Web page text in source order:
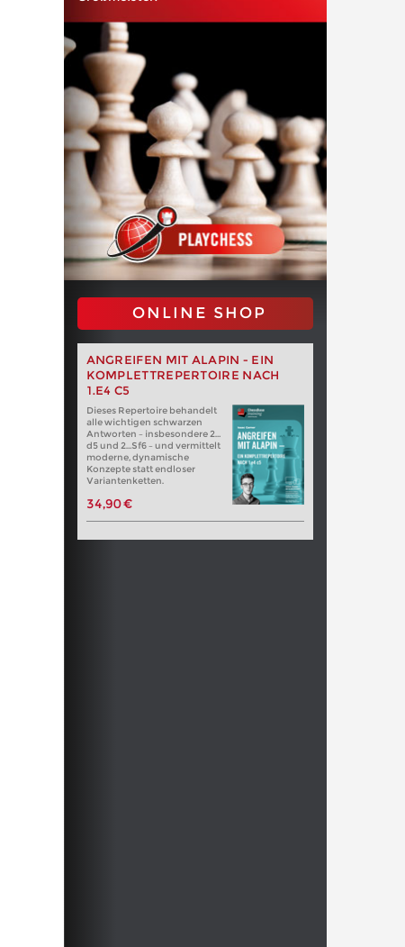
ONLINE SHOP
ANGREIFEN MIT ALAPIN - EIN
KOMPLETTREPERTOIRE NACH
1.E4 C5
Dieses Repertoire behandelt
alle wichtigen schwarzen
Antworten – insbesondere 2…
d5 und 2…Sf6 – und vermittelt
moderne, dynamische
Konzepte statt endloser
Variantenketten.
34,90 €